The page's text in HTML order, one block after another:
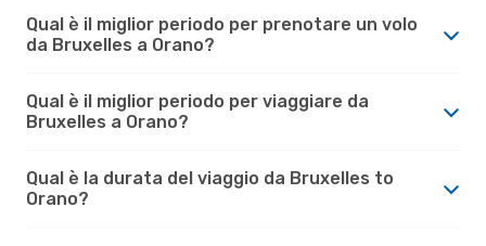
Qual è il miglior periodo per prenotare un volo
da Bruxelles a Orano?
Qual è il miglior periodo per viaggiare da
Bruxelles a Orano?
Qual è la durata del viaggio da Bruxelles to
Orano?